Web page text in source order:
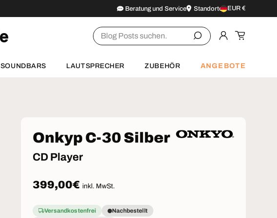
Beratung und Service StandorteLand/Region
EUR €
Suchen
Einloggen
SOUNDBARS LAUTSPRECHER ZUBEHÖR ANGEBOTE
Onkyp C-30 Silber
CD Player
Normaler Preis
399,00€ inkl. MwSt.
Versandkostenfrei
Nachbestellt